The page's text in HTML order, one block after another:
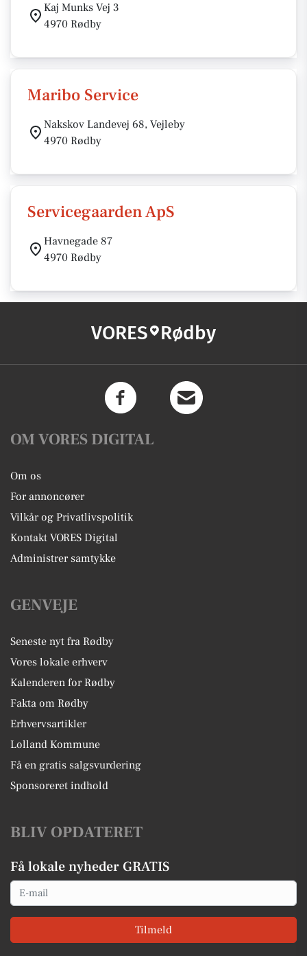
Kaj Munks Vej 3
4970 Rødby
Maribo Service
Nakskov Landevej 68, Vejleby
4970 Rødby
Servicegaarden ApS
Havnegade 87
4970 Rødby
VORES Rødby
OM VORES DIGITAL
Om os
For annoncører
Vilkår og Privatlivspolitik
Kontakt VORES Digital
Administrer samtykke
GENVEJE
Seneste nyt fra Rødby
Vores lokale erhverv
Kalenderen for Rødby
Fakta om Rødby
Erhvervsartikler
Lolland Kommune
Få en gratis salgsvurdering
Sponsoreret indhold
BLIV OPDATERET
Få lokale nyheder GRATIS
Email
Tilmeld